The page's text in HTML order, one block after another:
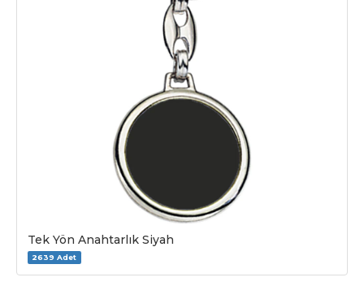
Tek Yön Anahtarlık Siyah
2639 Adet